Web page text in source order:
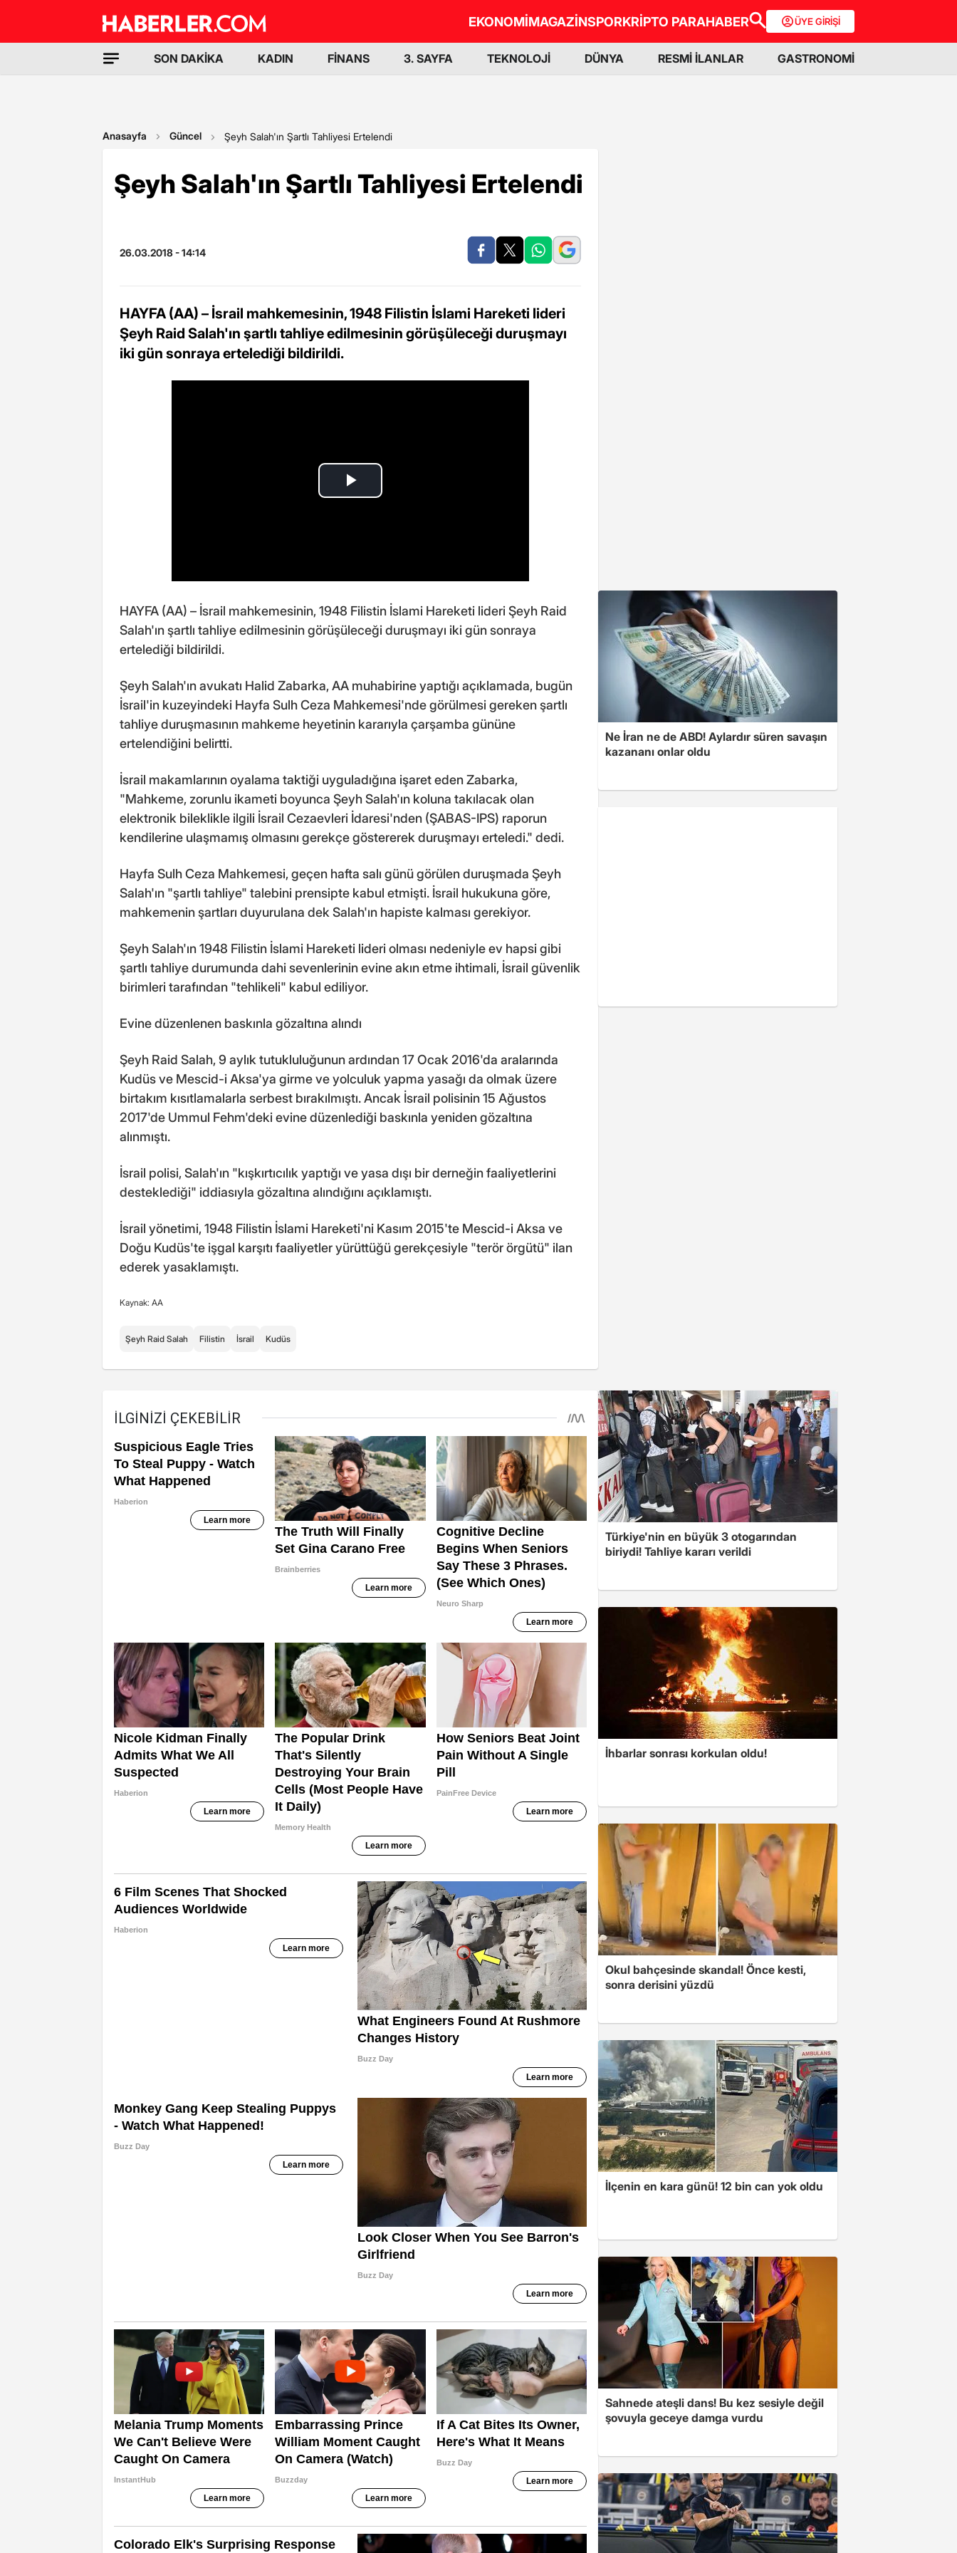
EKONOMİMAGAZİNSPORKRİPTO PARAHABER ÜYE GİRİŞİ
SON DAKİKA KADIN FİNANS 3. SAYFA TEKNOLOJİ DÜNYA RESMİ İLANLAR GASTRONOMİ
Anasayfa Güncel Şeyh Salah'ın Şartlı Tahliyesi Ertelendi
Şeyh Salah'ın Şartlı Tahliyesi Ertelendi
26.03.2018 - 14:14
HAYFA (AA) – İsrail mahkemesinin, 1948 Filistin İslami Hareketi lideri
Şeyh Raid Salah'ın şartlı tahliye edilmesinin görüşüleceği duruşmayı
iki gün sonraya ertelediği bildirildi.
HAYFA (AA) – İsrail mahkemesinin, 1948 Filistin İslami Hareketi lideri Şeyh Raid
Salah'ın şartlı tahliye edilmesinin görüşüleceği duruşmayı iki gün sonraya
ertelediği bildirildi.
Şeyh Salah'ın avukatı Halid Zabarka, AA muhabirine yaptığı açıklamada, bugün
İsrail'in kuzeyindeki Hayfa Sulh Ceza Mahkemesi'nde görülmesi gereken şartlı
tahliye duruşmasının mahkeme heyetinin kararıyla çarşamba gününe
ertelendiğini belirtti.
İsrail makamlarının oyalama taktiği uyguladığına işaret eden Zabarka,
"Mahkeme, zorunlu ikameti boyunca Şeyh Salah'ın koluna takılacak olan
elektronik bileklikle ilgili İsrail Cezaevleri İdaresi'nden (ŞABAS-IPS) raporun
kendilerine ulaşmamış olmasını gerekçe göstererek duruşmayı erteledi." dedi.
Hayfa Sulh Ceza Mahkemesi, geçen hafta salı günü görülen duruşmada Şeyh
Salah'ın "şartlı tahliye" talebini prensipte kabul etmişti. İsrail hukukuna göre,
mahkemenin şartları duyurulana dek Salah'ın hapiste kalması gerekiyor.
Şeyh Salah'ın 1948 Filistin İslami Hareketi lideri olması nedeniyle ev hapsi gibi
şartlı tahliye durumunda dahi sevenlerinin evine akın etme ihtimali, İsrail güvenlik
birimleri tarafından "tehlikeli" kabul ediliyor.
Evine düzenlenen baskınla gözaltına alındı
Şeyh Raid Salah, 9 aylık tutukluluğunun ardından 17 Ocak 2016'da aralarında
Kudüs ve Mescid-i Aksa'ya girme ve yolculuk yapma yasağı da olmak üzere
birtakım kısıtlamalarla serbest bırakılmıştı. Ancak İsrail polisinin 15 Ağustos
2017'de Ummul Fehm'deki evine düzenlediği baskınla yeniden gözaltına
alınmıştı.
İsrail polisi, Salah'ın "kışkırtıcılık yaptığı ve yasa dışı bir derneğin faaliyetlerini
desteklediği" iddiasıyla gözaltına alındığını açıklamıştı.
İsrail yönetimi, 1948 Filistin İslami Hareketi'ni Kasım 2015'te Mescid-i Aksa ve
Doğu Kudüs'te işgal karşıtı faaliyetler yürüttüğü gerekçesiyle "terör örgütü" ilan
ederek yasaklamıştı.
Kaynak: AA
Şeyh Raid Salah Filistin İsrail Kudüs
Ne İran ne de ABD! Aylardır süren savaşın
kazananı onlar oldu
Türkiye'nin en büyük 3 otogarından
biriydi! Tahliye kararı verildi
İhbarlar sonrası korkulan oldu!
Okul bahçesinde skandal! Önce kesti,
sonra derisini yüzdü
İlçenin en kara günü! 12 bin can yok oldu
Sahnede ateşli dans! Bu kez sesiyle değil
şovuyla geceye damga vurdu